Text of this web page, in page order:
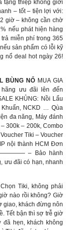
tặng thiệp không giới
– tốt – tiện lợi với:
giờ – không cần chờ
nếu phát hiện hàng
miễn phí trong 365
sản phẩm có lỗi kỹ
nổ deal hot ngày 26!
BÙNG NỔ MUA GIA
hãng ưu đãi lên đến
KHỦNG: Nồi Lẩu
NCKD … Qùa
đa năng, Máy đánh
300k – 200k, Combo
Tiki – Voucher
nội thành HCM Đơn
– Bảo hành
ưu đãi có hạn, nhanh
Chọn Tiki, không phải
nào rồi không? Giờ
giao, khách đừng nôn
Tết bận thì sợ trễ giờ
hẹn, khách không